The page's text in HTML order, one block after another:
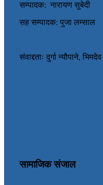
सम्पादक: नारायण सुबेदी
सह सम्पादक: पुजा लम्साल
संवाद्दताः दुर्गा न्यौपाने,
सामाजिक संजाल